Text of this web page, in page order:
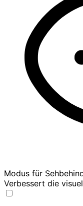
Modus für
Verbessert die